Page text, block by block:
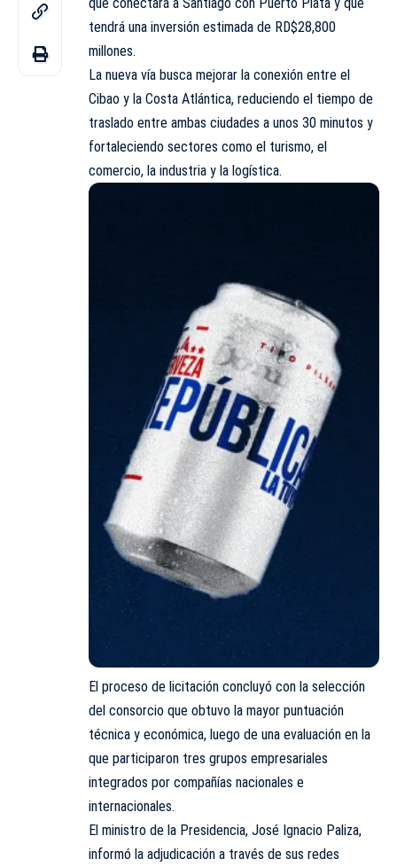
tendrá una inversión estimada de RD$28,800
millones.
La nueva vía busca mejorar la conexión entre el
Cibao y la Costa Atlántica, reduciendo el tiempo de
traslado entre ambas ciudades a unos 30 minutos y
fortaleciendo sectores como el turismo, el
comercio, la industria y la logística.
El proceso de licitación concluyó con la selección
del consorcio que obtuvo la mayor puntuación
técnica y económica, luego de una evaluación en la
que participaron tres grupos empresariales
integrados por compañías nacionales e
internacionales.
El ministro de la Presidencia, José Ignacio Paliza,
informó la adjudicación a través de sus redes